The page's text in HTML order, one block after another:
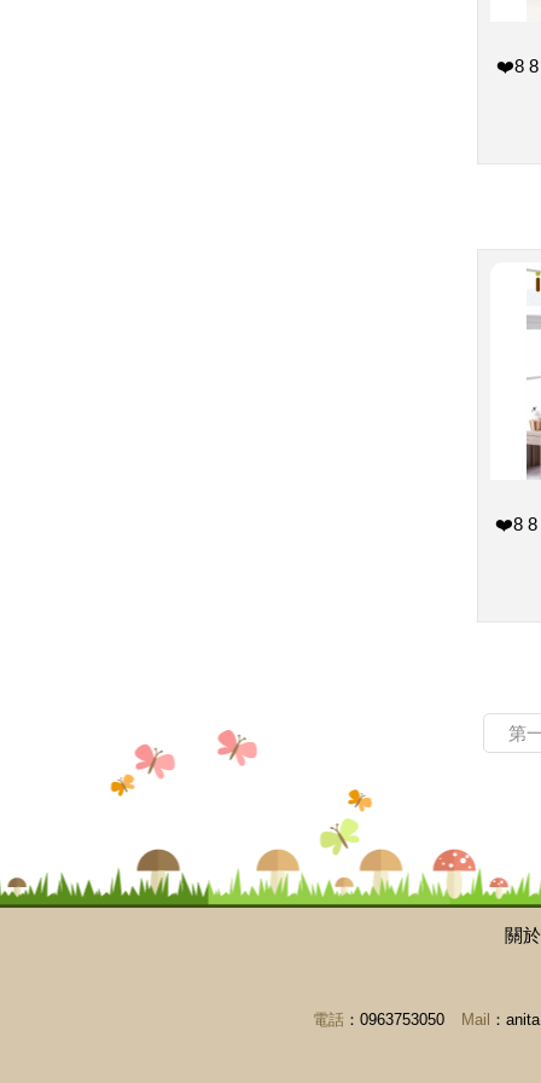
❤️8 8
❤️8 8
第
關
電話：0963753050 Mail ：